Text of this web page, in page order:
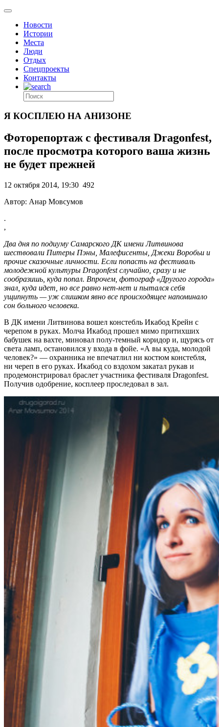
Новости
Истории
Места
Люди
Отдых
Спецпроекты
Контакты
Я КОСПЛЕЮ НА АНИЗОНЕ
Фоторепортаж с фестиваля Dragonfest,
после просмотра которого ваша жизнь
не будет прежней
12 октября 2014, 19:30 492
Автор: Анар Мовсумов
.
,
Два дня по подиуму Самарского ДК имени Литвинова
шествовали Питеры Пэны, Малефисенты, Джеки Воробьи и
прочие сказочные личности. Если попасть на фестиваль
молодежной культуры Dragonfest случайно, сразу и не
сообразишь, куда попал. Впрочем, фотограф «Другого города»
знал, куда идет, но все равно нет-нет и пытался себя
ущипнуть — уж слишком явно все происходящее напоминало
сон больного человека.
В ДК имени Литвинова вошел констебль Икабод Крейн с
черепом в руках. Молча Икабод прошел мимо притихших
бабушек на вахте, миновал полу-темный коридор и, щурясь от
света ламп, остановился у входа в фойе. «А вы куда, молодой
человек?» — охранника не впечатлил ни костюм констебля,
ни череп в его руках. Икабод со вздохом закатал рукав и
продемонстрировал браслет участника фестиваля Dragonfest.
Получив одобрение, косплеер проследовал в зал.